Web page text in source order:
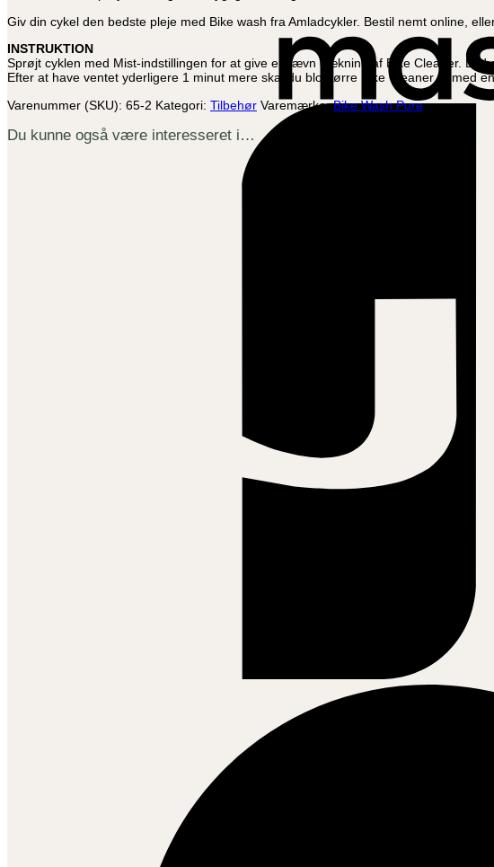
Giv din cykel den bedste pleje med Bike wash fra Amladcykler. Bestil nemt online,
INSTRUKTION
Sprøjt cyklen med Mist-indstillingen for at give en jævn dækning af Bike Cleaner.
Efter at have ventet yderligere 1 minut mere skal du blot tørre Bike Cleaner af med
Varenummer (SKU): 65-2 Kategori: Tilbehør Varemærke:Bike Wash Pure
Du kunne også være interesseret i…